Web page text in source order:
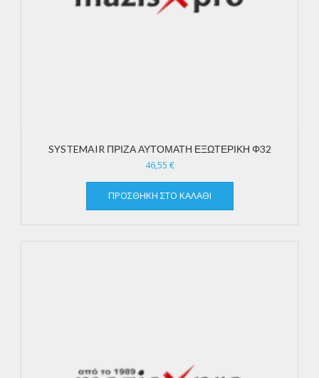
SYSTEMAIR ΠΡΙΖΑ ΑΥΤΟΜΑΤΗ ΕΞΩΤΕΡΙΚΗ Φ32
46,55 €
ΠΡΟΣΘΉΚΗ ΣΤΟ ΚΑΛΆΘΙ